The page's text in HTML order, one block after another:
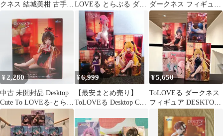
クネス 結城美柑 古手川 LOVEる とらぶる ダー
クネス フィギュア 6点
セット
ダークネス フィギュア
9点セット まとめ売り
¥2,280
中古 未開封品 Desktop
Cute To LOVEる-とらぶ
る-ダークネス 結城美
柑 チャイナドレスver.
TAITO/タイトー フィギ
¥6,999
【最安まとめ売り】
ToLOVEる Desktop Cute
¥5,650
ToLOVEる ダークネス
フィギュア DESKTOP
Cute 4種